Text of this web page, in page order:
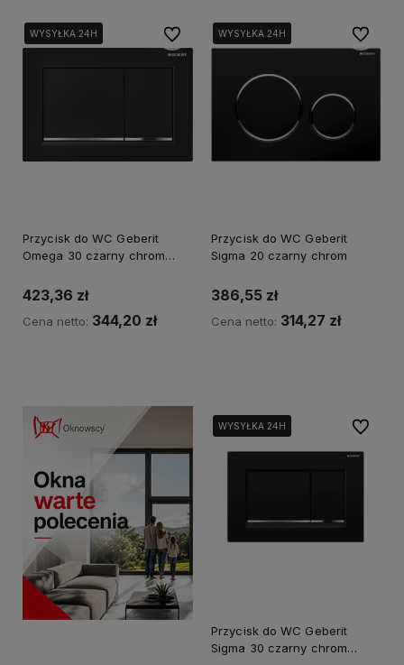
WYSYŁKA 24H
WYSYŁKA 24H
WYSYŁKA 24H
Przycisk do WC Geberit
Omega 30 czarny chrom
423,36 zł
Cena netto: 344,20 zł
Do ulubionychWYSYŁKA 24H
WYSYŁKA 24H
WYSYŁKA 24H
Przycisk do WC Geberit
Sigma 20 czarny chrom
386,55 zł
Cena netto: 314,27 zł
Do
WYSYŁKA 24H
WYSYŁKA 24H
WYSYŁKA 24H
Przycisk do WC Geberit
Sigma 30 czarny chrom
Do